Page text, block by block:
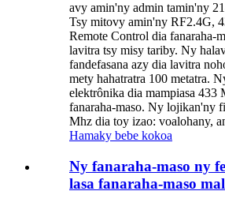
avy amin'ny admin tamin'ny
Tsy mitovy amin'ny RF2.4G,
Remote Control dia fanaraha-
lavitra tsy misy tariby. Ny
fandefasana azy dia lavitra
mety hahatratra 100 metatra.
elektrônika dia mampiasa 433
fanaraha-maso. Ny lojikan'ny
Mhz dia toy izao: voalohany,
Hamaky bebe kokoa
Ny fanaraha-maso ny
lasa fanaraha-maso